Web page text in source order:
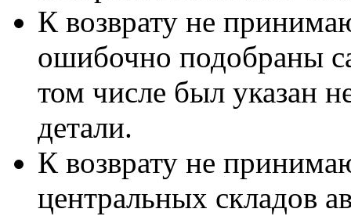
К возврату не
ошибочно подобраны
том числе был указан
детали.
К возврату не
центральных складов